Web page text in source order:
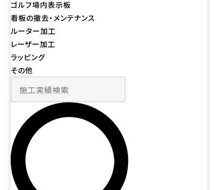
ゴルフ場内表示板
看板の撤去・メンテナンス
ルーター加工
レーザー加工
ラッピング
その他